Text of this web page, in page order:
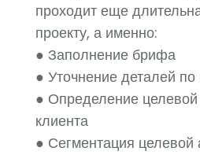
проходит еще
проекту, а именно:
● Заполнение брифа
● Уточнение деталей по
● Определение целевой
клиента
● Сегментация целевой